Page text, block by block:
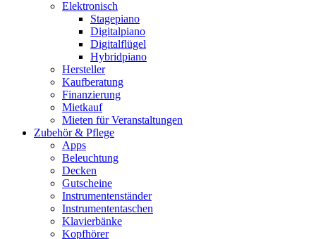
Elektronisch
Stagepiano
Digitalpiano
Digitalflügel
Hybridpiano
Hersteller
Kaufberatung
Finanzierung
Mietkauf
Mieten für Veranstaltungen
Zubehör & Pflege
Apps
Beleuchtung
Decken
Gutscheine
Instrumentenständer
Instrumententaschen
Klavierbänke
Kopfhörer